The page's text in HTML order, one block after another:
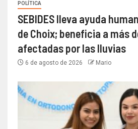
POLÍTICA
SEBIDES lleva ayuda
de Choix; beneficia a más
afectadas por las lluvias
6 de agosto de 2026 Mario